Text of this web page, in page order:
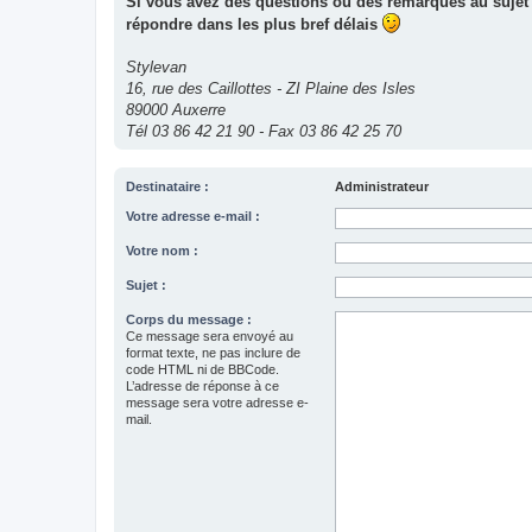
répondre dans les plus bref délais
Stylevan
16, rue des Caillottes - ZI Plaine des Isles
89000 Auxerre
Tél 03 86 42 21 90 - Fax 03 86 42 25 70
Destinataire : Administrateur
Votre adresse e-mail :
Votre nom :
Sujet :
Corps du message :
Ce message sera envoyé au
format texte, ne pas inclure de
code HTML ni de BBCode.
L’adresse de réponse à ce
message sera votre adresse e-
mail.